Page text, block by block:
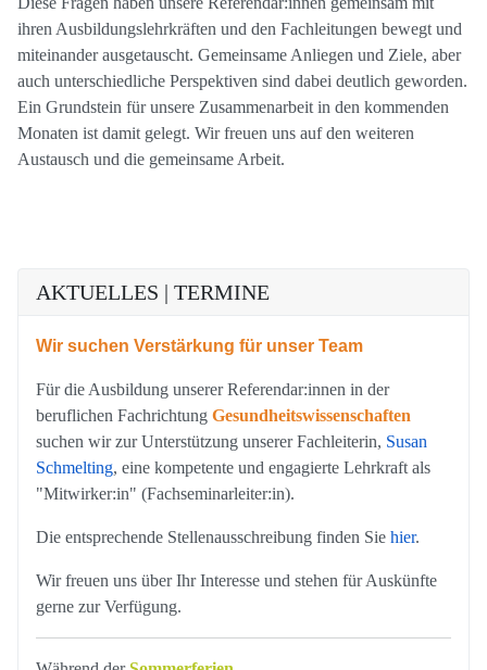
ihren Ausbildungslehrkräften und den Fachleitungen bewegt und
miteinander ausgetauscht. Gemeinsame Anliegen und Ziele, aber
auch unterschiedliche Perspektiven sind dabei deutlich geworden.
Ein Grundstein für unsere Zusammenarbeit in den kommenden
Monaten ist damit gelegt. Wir freuen uns auf den weiteren
Austausch und die gemeinsame Arbeit.
AKTUELLES | TERMINE
Wir suchen Verstärkung für unser Team
Für die Ausbildung unserer Referendar:innen in der
beruflichen Fachrichtung Gesundheitswissenschaften
suchen wir zur Unterstützung unserer Fachleiterin, Susan
Schmelting, eine kompetente und engagierte Lehrkraft als
"Mitwirker:in" (Fachseminarleiter:in).
Die entsprechende Stellenausschreibung finden Sie hier.
Wir freuen uns über Ihr Interesse und stehen für Auskünfte
gerne zur Verfügung.